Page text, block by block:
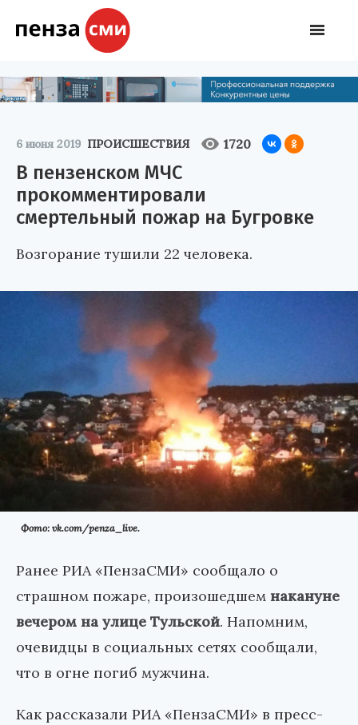
6 июня 2019 ПРОИСШЕСТВИЯ 1720
В пензенском МЧС
прокомментировали
смертельный пожар на Бугровке
Возгорание тушили 22 человека.
Фото: vk.com/penza_live.
Ранее РИА «ПензаСМИ» сообщало о
страшном пожаре, произошедшем накануне
вечером на улице Тульской. Напомним,
очевидцы в социальных сетях сообщали,
что в огне погиб мужчина.
Как рассказали РИА «ПензаСМИ» в пресс-